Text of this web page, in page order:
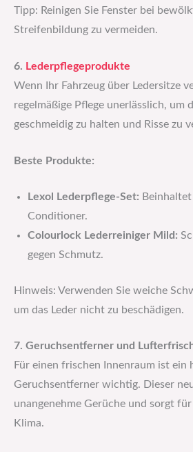
Tipp: Reinigen Sie Fenster bei
Streifenbildung zu vermeiden.
6. Lederpflegeprodukte
Wenn Ihr Fahrzeug über Ledersitze
regelmäßige Pflege unerlässlich, um
geschmeidig zu halten und Risse zu
Beste Produkte:
Lexol Lederpflege-Set: Beinhaltet
Conditioner.
Colourlock Lederreiniger Mild:
gegen Schmutz.
Hinweis: Verwenden Sie weiche
um das Leder nicht zu beschädigen.
7. Geruchsentferner und
Für einen frischen Innenraum ist ein
Geruchsentferner wichtig. Dieser
unangenehme Gerüche und sorgt
Klima.